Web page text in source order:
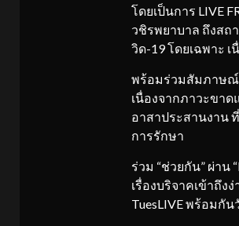
โดยเป็นการ LIVE
วชิรพยาบาล ถึงสถ
วิด-19 โดยเฉพาะ
พร้อมร่วมสัมภาษณ์
เนื่องจากภาวะขาด
อาสาประสานงาน
การรักษา
ร่วม “ช่วยกัน” ผ่าน
เรื่องบริจาคเข้าถึง
TuesLIVE พร้อมกัน